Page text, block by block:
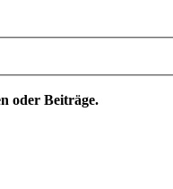
oder Beiträge.